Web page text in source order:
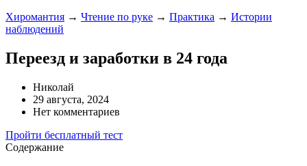
Хиромантия → Чтение по руке → Практика → Истории
наблюдений
Переезд и заработки в 24 года
Николай
29 августа, 2024
Нет комментариев
Пройти бесплатный тест
Содержание